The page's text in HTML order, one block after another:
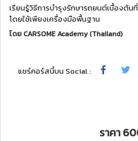
เรียนรู้วิธีการบำรุงรักษารถยนต์เบื้อง
โดยใช้เพียงเครื่องมือพื้นฐาน
โดยCARSOME Academy (Thailand)
แชร์คอร์สนี้บน Social :
ราคา